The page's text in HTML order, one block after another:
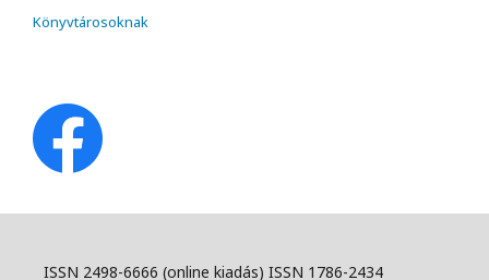
Könyvtárosoknak
ISSN 2498-6666 (online kiadás) ISSN 1786-2434